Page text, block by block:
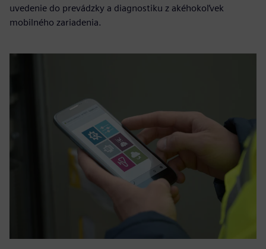
uvedenie do prevádzky a diagnostiku z akéhokoľvek
mobilného zariadenia.